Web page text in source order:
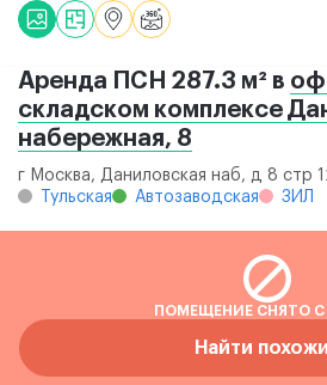
Аренда ПСН 287.3 м² в
складском комплексе
набережная, 8
г Москва, Даниловская наб, д 8 стр
Тульская
Автозаводская ЗИЛ
ПОМЕЩЕНИЕ СНЯТО С
Найти